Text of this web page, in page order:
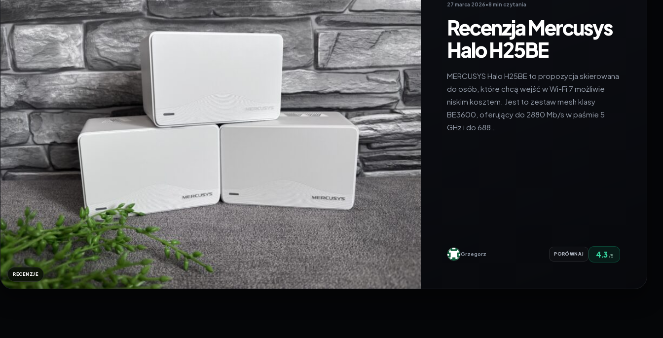
RECENZJE
27 marca 2026•8 min czytania
Recenzja Mercusys
Halo H25BE
MERCUSYS Halo H25BE to propozycja skierowana
do osób, które chcą wejść w Wi-Fi 7 możliwie
niskim kosztem. Jest to zestaw mesh klasy
BE3600, oferujący do 2880 Mb/s w paśmie 5
GHz i do 688…
Grzegorz PORÓWNAJ 4.3 /5